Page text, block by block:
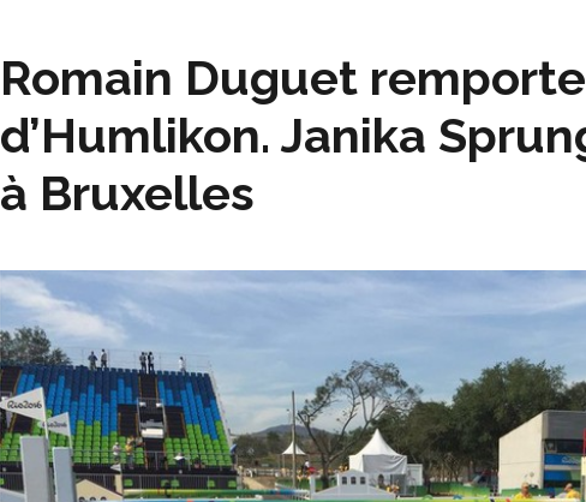
Romain Duguet
d’Humlikon. Janika
à Bruxelles